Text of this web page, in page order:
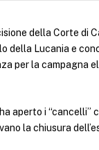
della Corte di
della Lucania e
per la campagna
aperto i
la chiusura